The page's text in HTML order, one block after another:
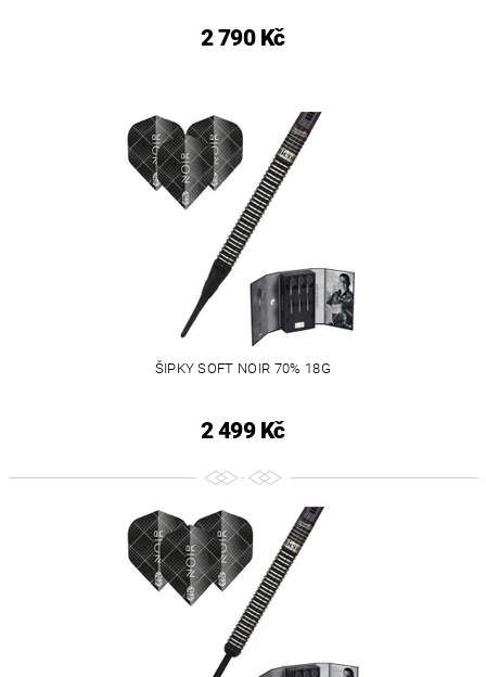
2 790 Kč
ŠIPKY SOFT NOIR 70% 18G
2 499 Kč